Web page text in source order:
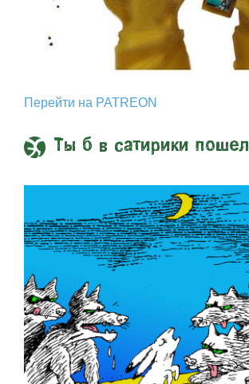
Перейти на PATREON
Ты б в сатирики пошел